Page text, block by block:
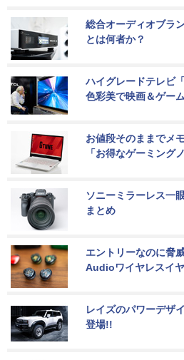
総合オーディオブラ
とは何者か？
ハイグレードテレビ
色彩美で映画＆ゲー
お値段そのままでメ
「お得なゲーミング
ソニーミラーレス一
まとめ
エントリーなのに脅
Audioワイヤレスイ
レイズのパワーデザ
登場!!